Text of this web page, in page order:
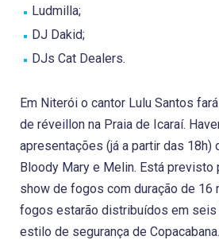
Ludmilla;
DJ Dakid;
DJs Cat Dealers.
Em Niterói o cantor Lulu Santos
de réveillon na Praia de Icaraí.
apresentações (já a partir das 18h)
Bloody Mary e Melin. Está previsto
show de fogos com duração de 16
fogos estarão distribuídos em seis
estilo de segurança de Copacabana.